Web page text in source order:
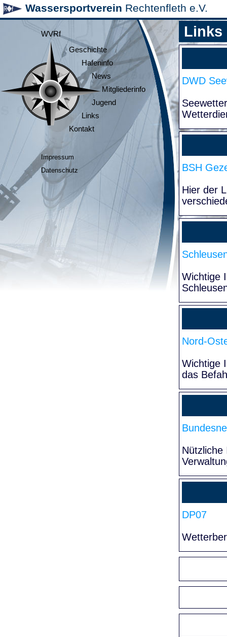
Wassersportverein Rechtenfleth e.V.
WVRf
Geschichte
Hafeninfo
News
Mitgliederinfo
Jugend
Links
Kontakt
Impressum
Datenschutz
Links
DWD
BSH
Hier der
Wichtige
Nord-
Wichtige
das
Nützliche
DP07